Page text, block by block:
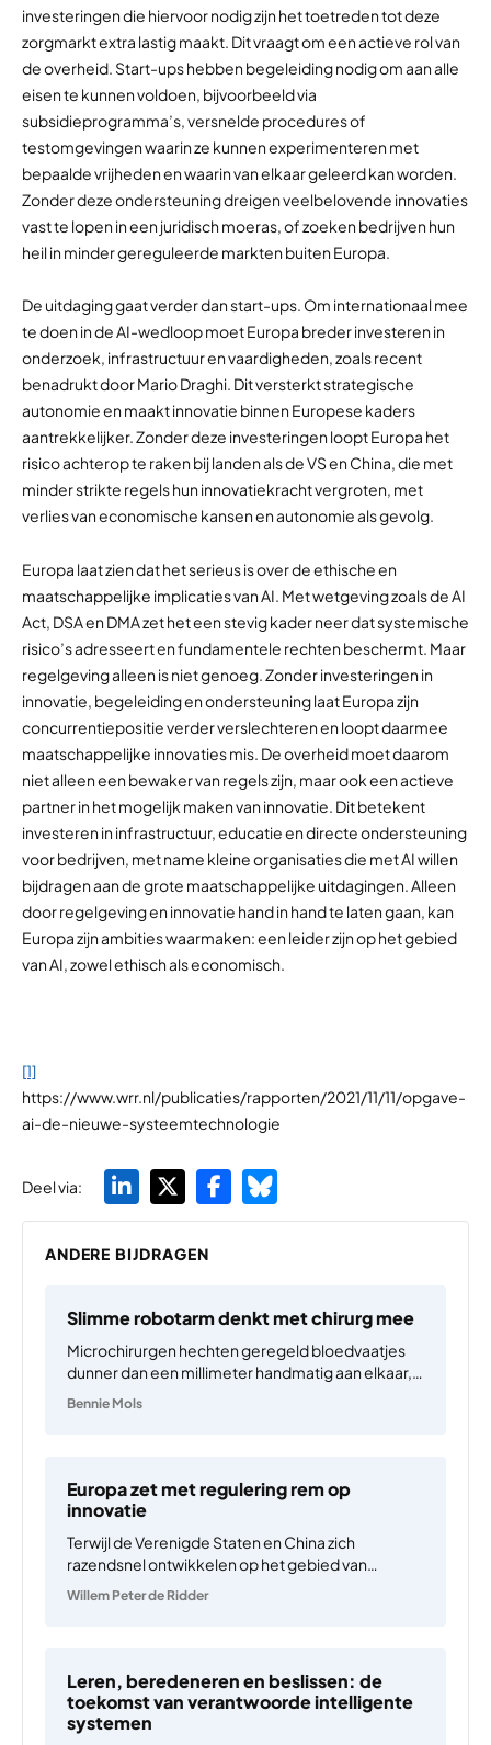
investeringen die hiervoor nodig zijn het toetreden tot deze
zorgmarkt extra lastig maakt. Dit vraagt om een actieve rol van
de overheid. Start-ups hebben begeleiding nodig om aan alle
eisen te kunnen voldoen, bijvoorbeeld via
subsidieprogramma’s, versnelde procedures of
testomgevingen waarin ze kunnen experimenteren met
bepaalde vrijheden en waarin van elkaar geleerd kan worden.
Zonder deze ondersteuning dreigen veelbelovende innovaties
vast te lopen in een juridisch moeras, of zoeken bedrijven hun
heil in minder gereguleerde markten buiten Europa.
De uitdaging gaat verder dan start-ups. Om internationaal mee
te doen in de AI-wedloop moet Europa breder investeren in
onderzoek, infrastructuur en vaardigheden, zoals recent
benadrukt door Mario Draghi. Dit versterkt strategische
autonomie en maakt innovatie binnen Europese kaders
aantrekkelijker. Zonder deze investeringen loopt Europa het
risico achterop te raken bij landen als de VS en China, die met
minder strikte regels hun innovatiekracht vergroten, met
verlies van economische kansen en autonomie als gevolg.
Europa laat zien dat het serieus is over de ethische en
maatschappelijke implicaties van AI. Met wetgeving zoals de AI
Act, DSA en DMA zet het een stevig kader neer dat systemische
risico’s adresseert en fundamentele rechten beschermt. Maar
regelgeving alleen is niet genoeg. Zonder investeringen in
innovatie, begeleiding en ondersteuning laat Europa zijn
concurrentiepositie verder verslechteren en loopt daarmee
maatschappelijke innovaties mis. De overheid moet daarom
niet alleen een bewaker van regels zijn, maar ook een actieve
partner in het mogelijk maken van innovatie. Dit betekent
investeren in infrastructuur, educatie en directe ondersteuning
voor bedrijven, met name kleine organisaties die met AI willen
bijdragen aan de grote maatschappelijke uitdagingen. Alleen
door regelgeving en innovatie hand in hand te laten gaan, kan
Europa zijn ambities waarmaken: een leider zijn op het gebied
van AI, zowel ethisch als economisch.
[1]
https://www.wrr.nl/publicaties/rapporten/2021/11/11/opgave-
ai-de-nieuwe-systeemtechnologie
Deel via:
ANDERE BIJDRAGEN
Slimme robotarm denkt met chirurg mee
Microchirurgen hechten geregeld bloedvaatjes
dunner dan een millimeter handmatig aan elkaar,
een visionair…
Bennie Mols
Europa zet met regulering rem op
innovatie
Terwijl de Verenigde Staten en China zich
razendsnel ontwikkelen op het gebied van
ondernemerschap gezet?…
Willem Peter de Ridder
Leren, beredeneren en beslissen: de
toekomst van verantwoorde intelligente
systemen